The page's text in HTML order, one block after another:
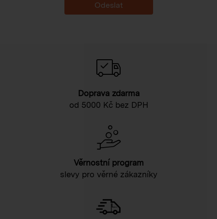
Doprava zdarma
od 5000 Kč bez DPH
Věrnostní program
slevy pro věrné zákazníky